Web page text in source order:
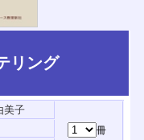
リング
美子